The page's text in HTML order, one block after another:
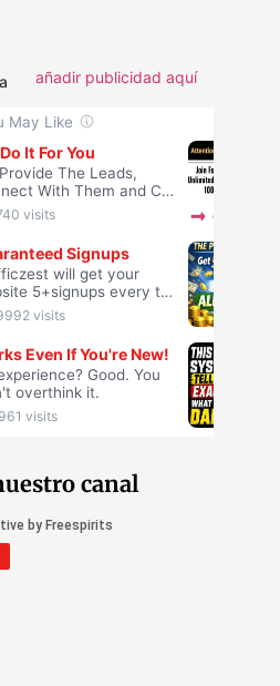
añadir publicidad aquí
canal